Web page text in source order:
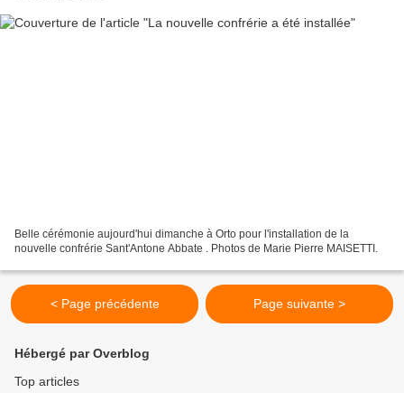
Belle cérémonie aujourd'hui dimanche à Orto pour l'installation de la
nouvelle confrérie Sant'Antone Abbate . Photos de Marie Pierre MAISETTI.
< Page précédente Page suivante >
Hébergé par Overblog
Top articles